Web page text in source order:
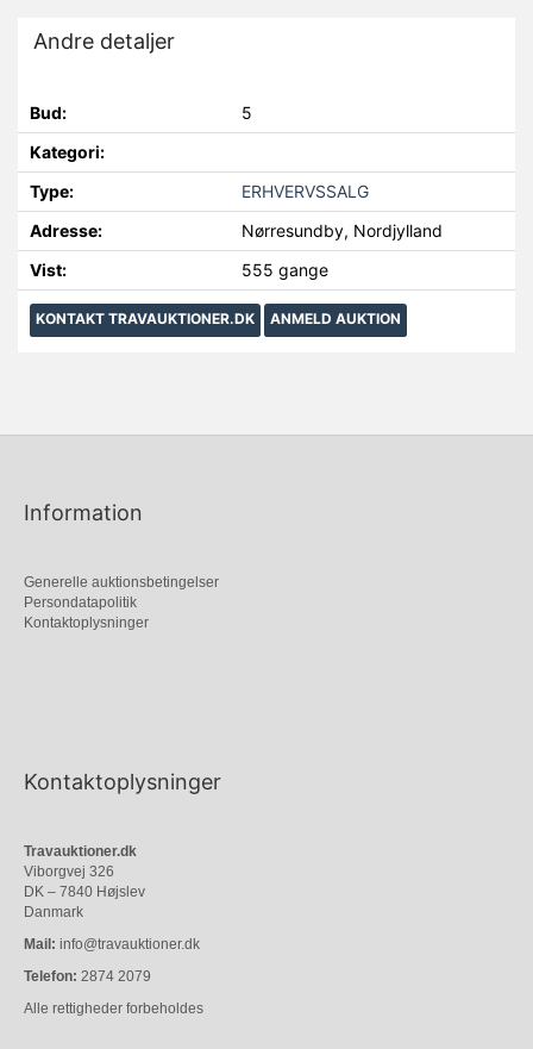
Andre detaljer
Bud:
5
Kategori:
Type:
ERHVERVSSALG
Adresse:
Nørresundby, Nordjylland
Vist:
555 gange
KONTAKT TRAVAUKTIONER.DK ANMELD AUKTION
Information
Generelle auktionsbetingelser
Persondatapolitik
Kontaktoplysninger
Kontaktoplysninger
Travauktioner.dk
Viborgvej 326
DK – 7840 Højslev
Danmark
Mail: info@travauktioner.dk
Telefon: 2874 2079
Alle rettigheder forbeholdes